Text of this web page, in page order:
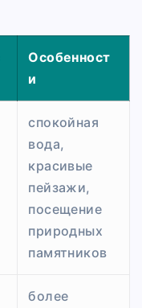
Особенност
и
спокойная
вода,
красивые
пейзажи,
посещение
природных
памятников
более